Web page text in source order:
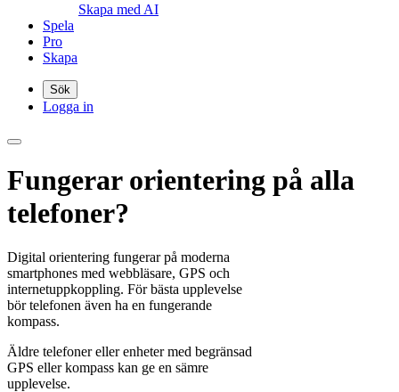
Skapa med AI
Spela
Pro
Skapa
Sök
Logga in
Fungerar orientering på alla
telefoner?
Digital orientering fungerar på moderna
smartphones med webbläsare, GPS och
internetuppkoppling. För bästa upplevelse
bör telefonen även ha en fungerande
kompass.
Äldre telefoner eller enheter med begränsad
GPS eller kompass kan ge en sämre
upplevelse.